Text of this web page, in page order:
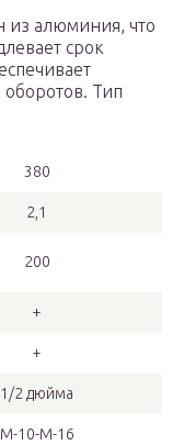
из алюминия, что
срок
оборотов. Тип
380
2,1
200
+
+
1/2 дюйма
М-10-М-16